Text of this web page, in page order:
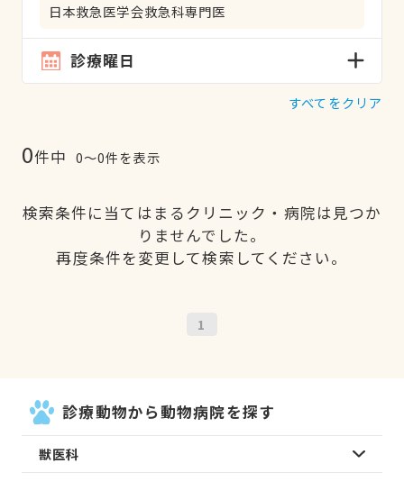
日本救急医学会救急科専門医
診療曜日
すべてをクリア
0件中 0〜0件を表示
検索条件に当てはまるクリニック・病院は見つか
りませんでした。
再度条件を変更して検索してください。
1
診療動物から動物病院を探す
獣医科